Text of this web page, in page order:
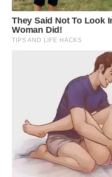
TAPANULI
TENGAH
WN DELI
WN
PAKPAK
WN
KARAWANG